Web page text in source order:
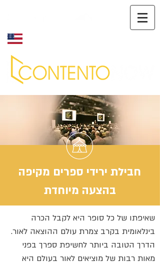
חבילת ירידי ספרים מקיפה
בהצעה מיוחדת
שאיפתו של כל סופר היא לקבל הכרה
בינלאומית בקרב צמרת עולם ההוצאה לאור.
הדרך הטובה ביותר לחשיפת ספרך בפני
מאות רבות של מוציאים לאור בעולם היא